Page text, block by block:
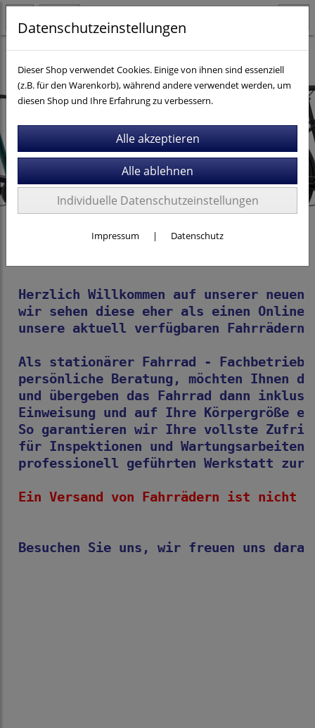
Previous Next
Herzlich Willkommen auf unserer neuen
wir sehen diese eher als einen Online
unsere aktuell verfügbaren Fahrrädern
Als stationärer Fahrrad - Fachbetrieb
persönliche Beratung, möchten Ihnen
und übergeben das Fahrrad dann
Einweisung und auf Ihre Körpergröße
So garantieren wir Ihre vollste
für Inspektionen und Wartungsarbeiten
professionell geführten Werkstatt zur
Ein Versand von Fahrrädern ist nicht
Besuchen Sie uns, wir freuen uns
Datenschutzeinstellungen
Dieser Shop verwendet Cookies. Einige von ihnen sind essenziell
(z.B. für den Warenkorb), während andere verwendet werden, um
diesen Shop und Ihre Erfahrung zu verbessern.
Individuelle Datenschutzeinstellungen
Impressum | Datenschutz